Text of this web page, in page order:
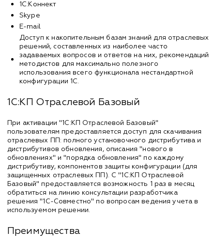
1С:Коннект
Skype
E-mail
Доступ к накопительным базам знаний для отраслевых
решений, составленных из наиболее часто
задаваемых вопросов и ответов на них, рекомендаций
методистов для максимально полезного
использования всего функционала нестандартной
конфигурации 1С.
1С:КП Отраслевой Базовый
При активации "1С:КП Отраслевой Базовый"
пользователям предоставляется доступ для скачивания
отраслевых ПП: полного установочного дистрибутива и
дистрибутивов обновления, описания "нового в
обновлениях" и "порядка обновления" по каждому
дистрибутиву, компонентов защиты конфигурации (для
защищенных отраслевых ПП). С "1С:КП Отраслевой
Базовый" предоставляется возможность 1 раз в месяц
обратиться на линию консультации разработчика
решения "1С-Совместно" по вопросам ведения учета в
используемом решении.
Преимущества